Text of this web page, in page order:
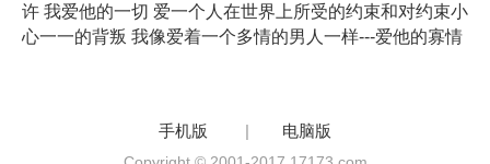
许 我爱他的一切 爱一个人在世界上所受的约束和对约束小
心一一的背叛 我像爱着一个多情的男人一样---爱他的寡情
手机版 | 电脑版